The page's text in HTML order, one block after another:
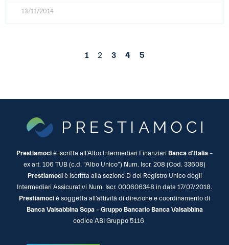
13/11/2014
1 2 3 4 5
Prestiamoci è iscritta all’Albo Intermediari Finanziari Banca d’Italia –
ex art. 106 TUB (c.d. “Albo Unico”) Num. Iscr. 208 (Cod. 33608)
Prestiamociè iscritta alla sezione D del Registro Unico degli
Intermediari Assicurativi Num. Iscr. 000606348 in data 17/07/2018.
Prestiamoci è soggetta all’attività di direzione e coordinamento di
Banca Valsabbina Scpa – Gruppo Bancario Banca Valsabbina
codice ABI Gruppo 5116